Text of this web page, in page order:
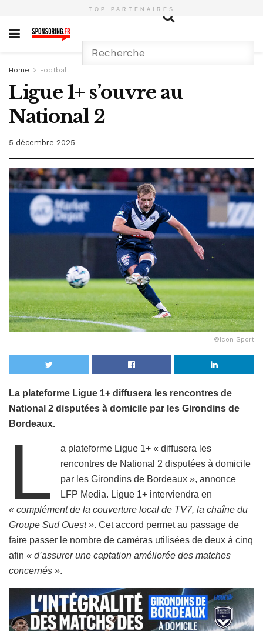
TOP PARTENAIRES
Home Football
Ligue 1+ s’ouvre au
National 2
5 décembre 2025
©Icon Sport
La plateforme Ligue 1+ diffusera les rencontres de
National 2 disputées à domicile par les Girondins de
Bordeaux.
L
a plateforme Ligue 1+ « diffusera les
rencontres de National 2 disputées à domicile
par les Girondins de Bordeaux », annonce
LFP Media. Ligue 1+ interviendra en
« complément de la couverture local de TV7, la chaîne du
Groupe Sud Ouest ». Cet accord permet au passage de
faire passer le nombre de caméras utilisées de deux à cinq
afin « d’assurer une captation améliorée des matches
concernés ».